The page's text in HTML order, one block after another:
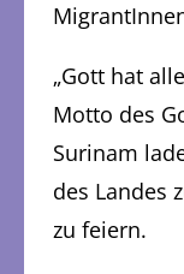
„Gott hat
Motto des
Surinam
des Landes
zu feiern.